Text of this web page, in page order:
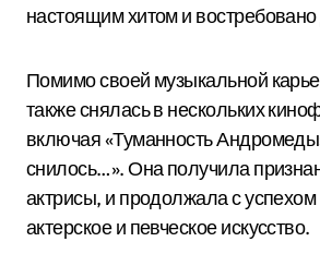
настоящим хитом и востребовано
Помимо своей музыкальной
также снялась в нескольких
включая «Туманность
снилось…». Она получила
актрисы, и продолжала с успехом
актерское и певческое искусство.